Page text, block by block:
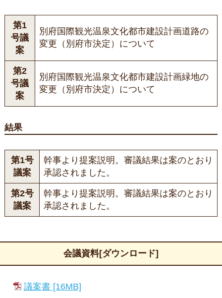
第1
号議
案
別府国際観光温泉文化都市建設計画道路の
変更（別府市決定）について
第2
号議
案
別府国際観光温泉文化都市建設計画緑地の
変更（別府市決定）について
結果
第1号
議案
幹事より提案説明。審議結果は案のとおり
承認されました。
第2号
議案
幹事より提案説明。審議結果は案のとおり
承認されました。
会議資料[ダウンロード]
議案書 [16MB]